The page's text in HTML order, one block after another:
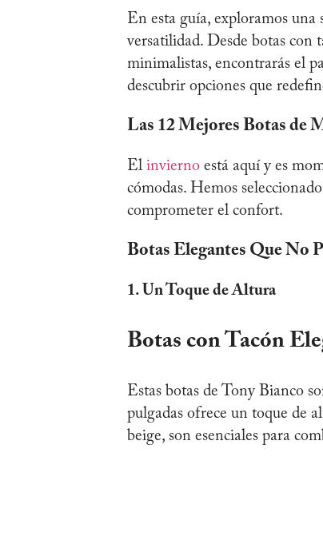
En esta guía, exploramos una
versatilidad. Desde botas con
minimalistas, encontrarás el
descubrir opciones que
Las 12 Mejores Botas de
El invierno está aquí y es
cómodas. Hemos
comprometer el confort.
Botas Elegantes Que No
1. Un Toque de Altura
Botas con Tacón
Estas botas de Tony Bianco
pulgadas ofrece un toque de
beige, son esenciales para